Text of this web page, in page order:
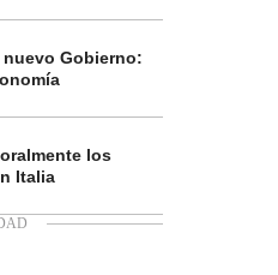
Gobierno:
los
Italia